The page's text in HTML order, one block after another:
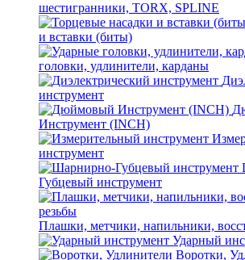
шестигранники, TORX, SPLINE
и вставки (биты)
головки, удлинители, карданы
инструмент
Инструмент (INCH)
инструмент
Губцевый инструмент
Плашки, метчики, напильники,
Ударный
Воротки,